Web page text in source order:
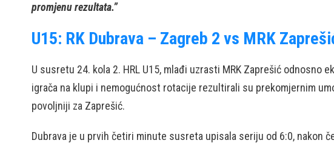
promjenu rezultata.”
U15: RK Dubrava – Zagreb 2 vs MRK
U susretu 24. kola 2. HRL U15, mlađi uzrasti MRK Zaprešić odnosno
igrača na klupi i nemogućnost rotacije rezultirali su prekomjernim
povoljniji za Zaprešić.
Dubrava je u prvih četiri minute susreta upisala seriju od 6:0, nakon